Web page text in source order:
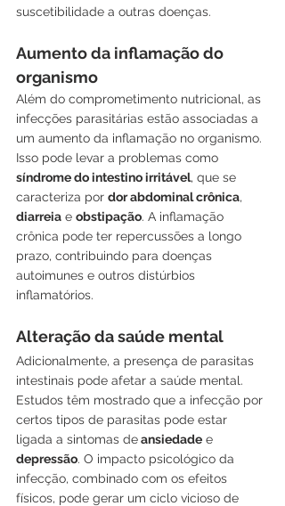
suscetibilidade a outras doenças.
Aumento da inflamação do
organismo
Além do comprometimento nutricional, as
infecções parasitárias estão associadas a
um aumento da inflamação no organismo.
Isso pode levar a problemas como
síndrome do intestino irritável, que se
caracteriza por dor abdominal crônica,
diarreia e obstipação. A inflamação
crônica pode ter repercussões a longo
prazo, contribuindo para doenças
autoimunes e outros distúrbios
inflamatórios.
Alteração da saúde mental
Adicionalmente, a presença de parasitas
intestinais pode afetar a saúde mental.
Estudos têm mostrado que a infecção por
certos tipos de parasitas pode estar
ligada a sintomas de ansiedade e
depressão. O impacto psicológico da
infecção, combinado com os efeitos
físicos, pode gerar um ciclo vicioso de